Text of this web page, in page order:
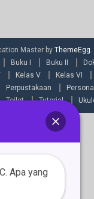
Master by ThemeEgg.
Buku I Buku II
Kelas V Kelas VI
Perpustakaan
Toilet Tutorial
Apa yang